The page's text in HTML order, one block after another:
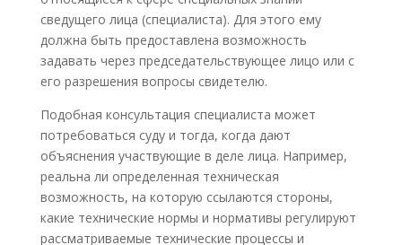
сведущего лица (специалиста). Для этого ему
должна быть предоставлена возможность
задавать через председательствующее лицо или с
его разрешения вопросы свидетелю.
Подобная консультация специалиста может
потребоваться суду и тогда, когда дают
объяснения участвующие в деле лица. Например,
реальна ли определенная техническая
возможность, на которую ссылаются стороны,
какие технические нормы и нормативы регулируют
рассматриваемые технические процессы и